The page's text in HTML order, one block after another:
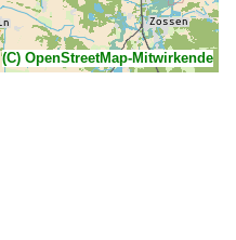
(C) OpenStreetMap-Mitwirkende